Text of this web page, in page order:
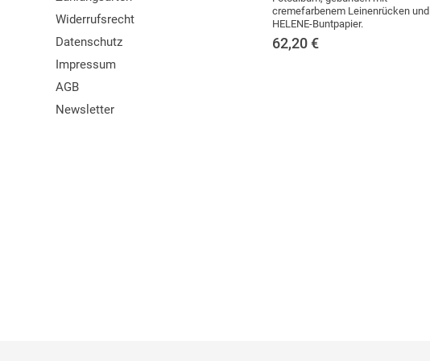
cremefarbenem Leinenrücken und
HELENE-Buntpapier.
62,20 €
Widerrufsrecht
Datenschutz
Impressum
AGB
Newsletter